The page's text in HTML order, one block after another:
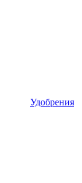
Удобрения